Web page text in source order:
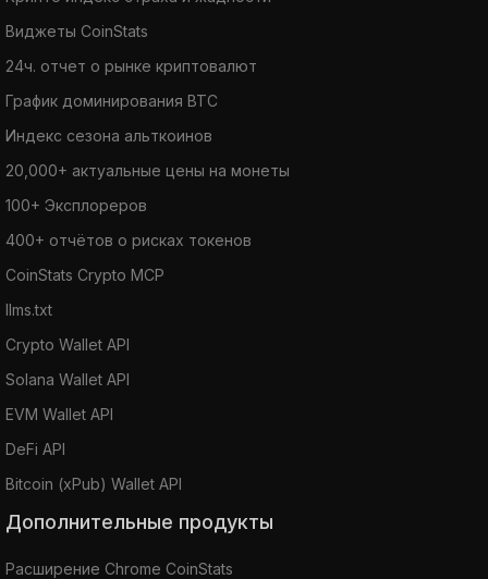
Виджеты CoinStats
24ч. отчет о рынке криптовалют
График доминирования BTC
Индекс сезона альткоинов
20,000+ актуальные цены на монеты
100+ Эксплореров
400+ отчётов о рисках токенов
CoinStats Crypto MCP
llms.txt
Crypto Wallet API
Solana Wallet API
EVM Wallet API
DeFi API
Bitcoin (xPub) Wallet API
Дополнительные продукты
Расширение Chrome CoinStats